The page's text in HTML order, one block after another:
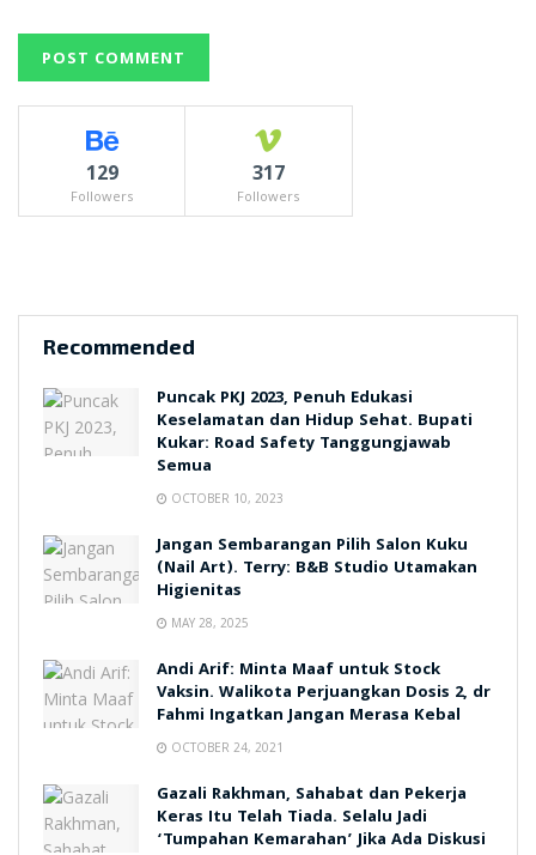
129
Followers
317
Followers
Recommended
Puncak PKJ 2023, Penuh Edukasi
Keselamatan dan Hidup Sehat. Bupati
Kukar: Road Safety Tanggungjawab
Semua
OCTOBER 10, 2023
Jangan Sembarangan Pilih Salon Kuku
(Nail Art). Terry: B&B Studio Utamakan
Higienitas
MAY 28, 2025
Andi Arif: Minta Maaf untuk Stock
Vaksin. Walikota Perjuangkan Dosis 2, dr
Fahmi Ingatkan Jangan Merasa Kebal
OCTOBER 24, 2021
Gazali Rakhman, Sahabat dan Pekerja
Keras Itu Telah Tiada. Selalu Jadi
‘Tumpahan Kemarahan’ Jika Ada Diskusi